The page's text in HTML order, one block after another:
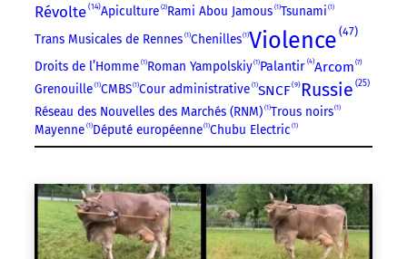
Révolte 14 Apiculture 2 Rami Abou Jamous 1 Tsunami 1
Trans Musicales de Rennes 1 Chenilles 1 Violence 47
Droits de l’Homme 1 Roman Yampolskiy 1 Palantir 4 Arcom 7
Grenouille 1 CMBS 1 Cour administrative 1 SNCF 9 Russie 25
Réseau des Nouvelles des Marchés (RNM) 1 Trous noirs 1
Mayenne 1 Député européenne 1 Chubu Electric 1